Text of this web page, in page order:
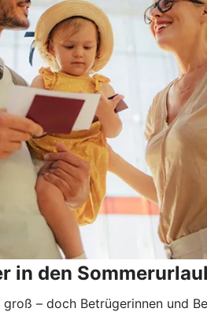
in den
– doch Betrügerinnen und